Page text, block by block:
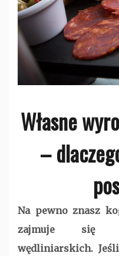
Własne
–
Na pewno znasz
zajmuje się
wędliniarskich.